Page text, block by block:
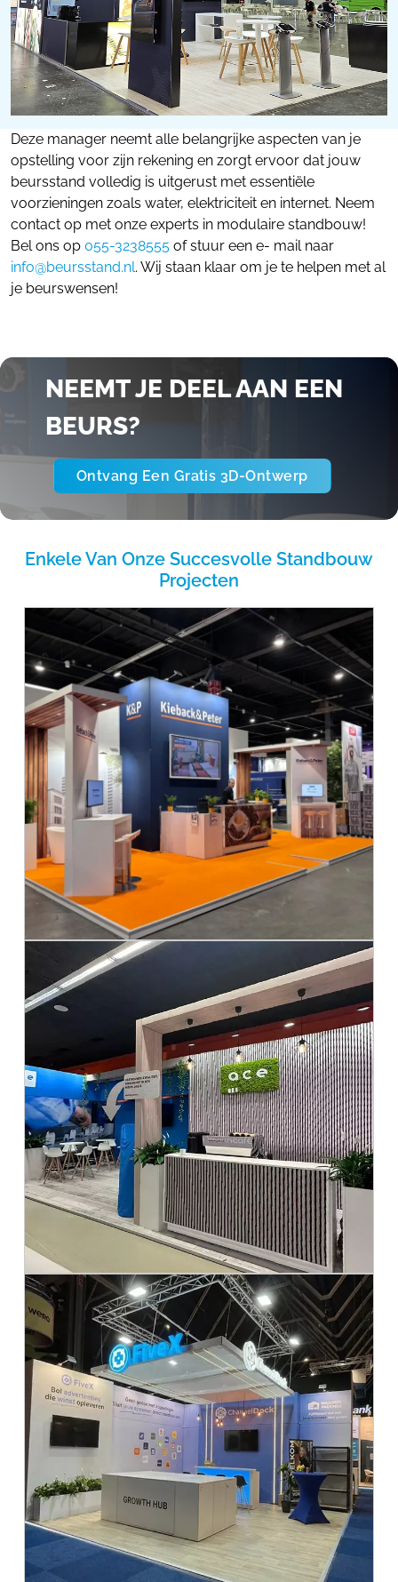
Deze manager neemt alle belangrijke aspecten van je
opstelling voor zijn rekening en zorgt ervoor dat jouw
beursstand volledig is uitgerust met essentiële
voorzieningen zoals water, elektriciteit en internet. Neem
contact op met onze experts in modulaire standbouw!
Bel ons op 055-3238555 of stuur een e- mail naar
info@beursstand.nl. Wij staan klaar om je te helpen met al
je beurswensen!
NEEMT JE DEEL AAN EEN
BEURS?
Ontvang Een Gratis 3D-Ontwerp
Enkele Van Onze Succesvolle Standbouw
Projecten